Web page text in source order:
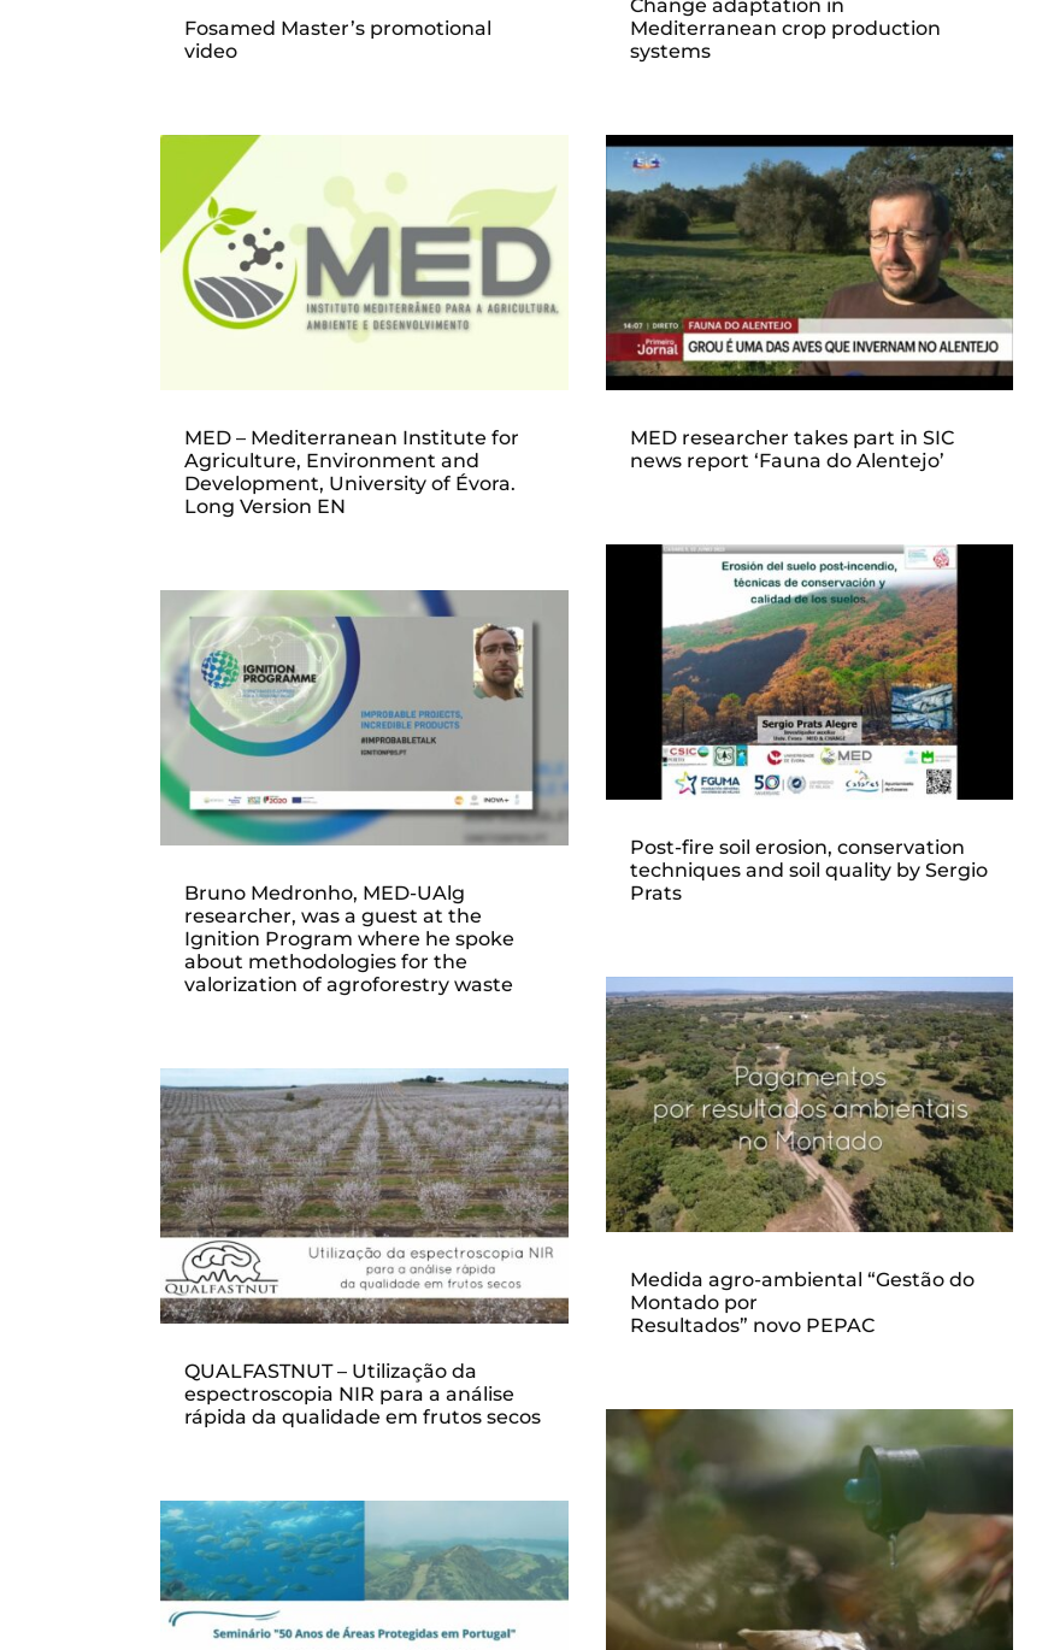
Fosamed Master’s promotional
video
MED – Mediterranean Institute for
Agriculture, Environment and
Development, University of Évora.
Long Version EN
Bruno Medronho, MED-UAlg
researcher, was a guest at the
Ignition Program where he spoke
about methodologies for the
valorization of agroforestry waste
QUALFASTNUT – Utilização da
espectroscopia NIR para a análise
rápida da qualidade em frutos secos
Change adaptation in
Mediterranean crop production
systems
MED researcher takes part in SIC
news report ‘Fauna do Alentejo’
Post-fire soil erosion, conservation
techniques and soil quality by Sergio
Prats
Medida agro-ambiental “Gestão do
Montado por
Resultados” novo PEPAC